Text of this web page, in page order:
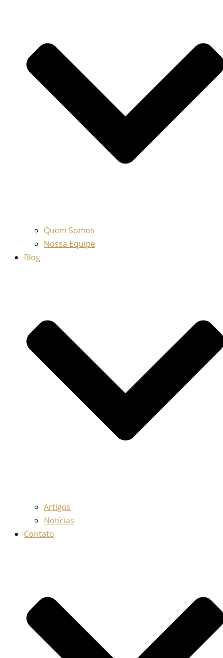
Quem Somos
Nossa Equipe
Blog
Artigos
Notícias
Contato